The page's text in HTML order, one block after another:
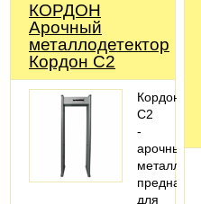
КОРДОН
Арочный
металлодетектор
Кордон С2
Кордон
С2
-
арочный
для